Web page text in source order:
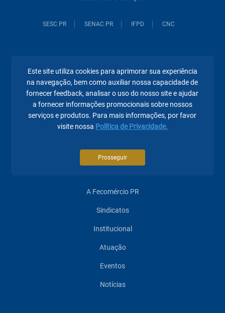
SESC PR SENAC PR IFPD CNC
(41) 3883.4500
federacao@fecomerciopr.com.br
Páginas mais visitadas
A Fecomércio PR
Sindicatos
Institucional
Atuação
Eventos
Notícias
Este site utiliza cookies para aprimorar sua experiência
na navegação, bem como auxiliar nossa capacidade de
fornecer feedback, analisar o uso do nosso site e ajudar
a fornecer informações promocionais sobre nossos
serviços e produtos. Para mais informações, por favor
visite nossa Política de Privacidade.
Prosseguir